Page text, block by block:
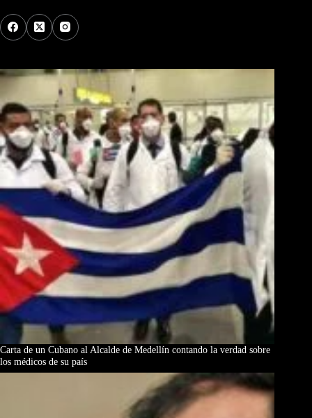
Carta de un Cubano al Alcalde de Medellín contando la verdad sobre
los médicos de su país